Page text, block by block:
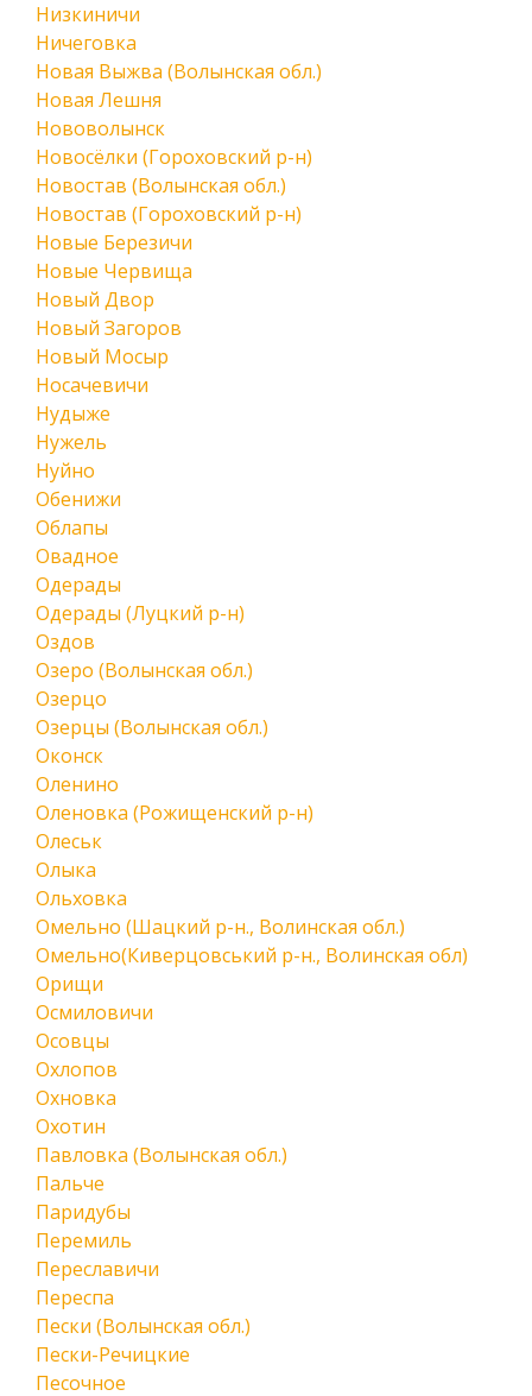
Низкиничи
Ничеговка
Новая Выжва (Волынская обл.)
Новая Лешня
Нововолынск
Новосёлки (Гороховский р-н)
Новостав (Волынская обл.)
Новостав (Гороховский р-н)
Новые Березичи
Новые Червища
Новый Двор
Новый Загоров
Новый Мосыр
Носачевичи
Нудыже
Нужель
Нуйно
Обенижи
Облапы
Овадное
Одерады
Одерады (Луцкий р-н)
Оздов
Озеро (Волынская обл.)
Озерцо
Озерцы (Волынская обл.)
Оконск
Оленино
Оленовка (Рожищенский р-н)
Олеськ
Олыка
Ольховка
Омельно (Шацкий р-н., Волинская обл.)
Омельно(Киверцовський р-н., Волинская обл)
Орищи
Осмиловичи
Осовцы
Охлопов
Охновка
Охотин
Павловка (Волынская обл.)
Пальче
Паридубы
Перемиль
Переславичи
Переспа
Пески (Волынская обл.)
Пески-Речицкие
Песочное